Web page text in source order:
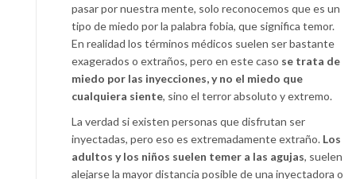
pasar por nuestra mente, solo reconocemos que es un
tipo de miedo por la palabra fobia, que significa temor.
En realidad los términos médicos suelen ser bastante
exagerados o extraños, pero en este caso se trata de
miedo por las inyecciones, y no el miedo que
cualquiera siente, sino el terror absoluto y extremo.
La verdad si existen personas que disfrutan ser
inyectadas, pero eso es extremadamente extraño. Los
adultos y los niños suelen temer a las agujas, suelen
alejarse la mayor distancia posible de una inyectadora o